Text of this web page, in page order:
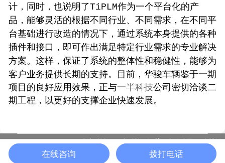
计，同时，也说明了TiPLM作为一个平台化的产
品，能够灵活的根据不同行业、不同需求，在不同平
台基础进行改造的情况下，通过系统本身提供的各种
插件和接口，即可作出满足特定行业需求的专业解决
方案。这样，保证了系统的整体性和稳健性，能够为
客户业务提供长期的支持。
目前，华骏车辆鉴于一期
项目的良好应用效果，正与一半科技公司密切洽谈二
期工程，以更好的支撑企业快速发展。
苏ICP备19037339号-10 | 版权所有：一半科技（江苏）有限公司 友情链
接： 化工PLM丨 黑湖科技
在线咨询 拨打电话